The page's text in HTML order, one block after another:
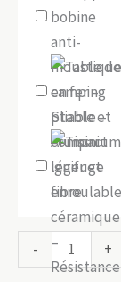
-
quantité
de
+